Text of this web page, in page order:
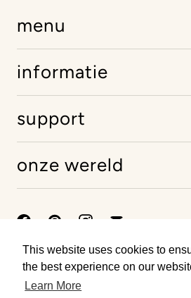
This website uses cookies to
the best experience on our
Learn More
This website uses cookies to
the best experience on our
Learn More
menu
informatie
support
onze wereld